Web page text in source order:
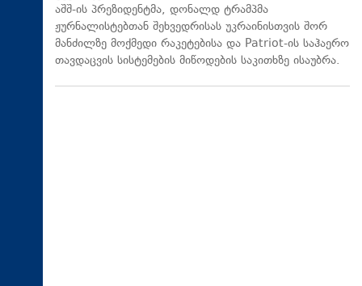
აშშ-ის პრეზიდენტმა, დონალდ ტრამპმა
ჟურნალისტებთან შეხვედრისას უკრაინისთვის შორ
მანძილზე მოქმედი რაკეტებისა და Patriot-ის საჰაერო
თავდაცვის სისტემების მიწოდების საკითხზე ისაუბრა.